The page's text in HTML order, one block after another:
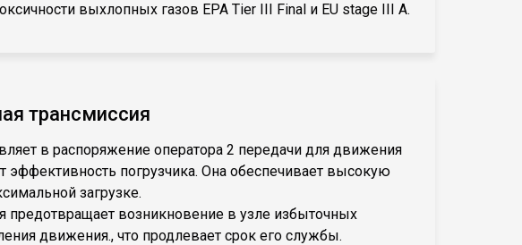
выхлопных газов EPA Tier III Final и EU stage III A.
трансмиссия
в распоряжение оператора 2 передачи для движения
погрузчика. Она обеспечивает высокую
загрузке.
предотвращает возникновение в узле избыточных
движения., что продлевает срок его службы.